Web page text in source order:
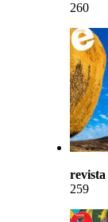
260
revista
259